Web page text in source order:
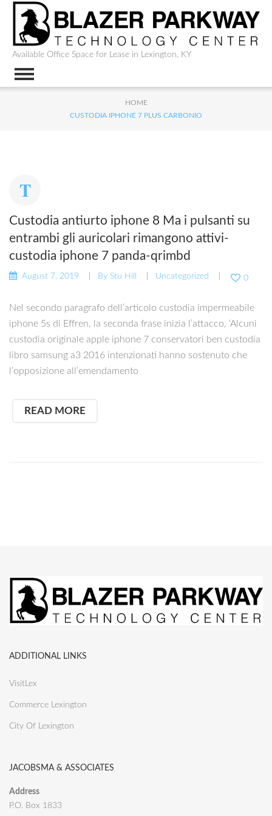
Available Office Space for Lease in Lexington, KY
HOME
CUSTODIA IPHONE 7 PLUS CARBONIO
Custodia antiurto iphone 8 Ma i pulsanti su
entrambi gli auricolari rimangono attivi-
custodia iphone 7 panda-qrimbd
August 7, 2019 By Stu Hill Uncategorized 0
Nel secondo paragrafo dell’articolo custodia impermeabile
iphone 5s di Effren, la seconda frase inizia l’attacco, ‘Alcuni
custodia originale apple iphone 7 conservatori ben custodia
libro samsung a3 2016 intenzionati hanno sostenuto che
l’opposizione all’emendamento
READ MORE
ADDITIONAL LINKS
VisitLex
Commerce Lexington
City Of Lexington
JACOBSMA & ASSOCIATES
Address
P.O. Box 1833